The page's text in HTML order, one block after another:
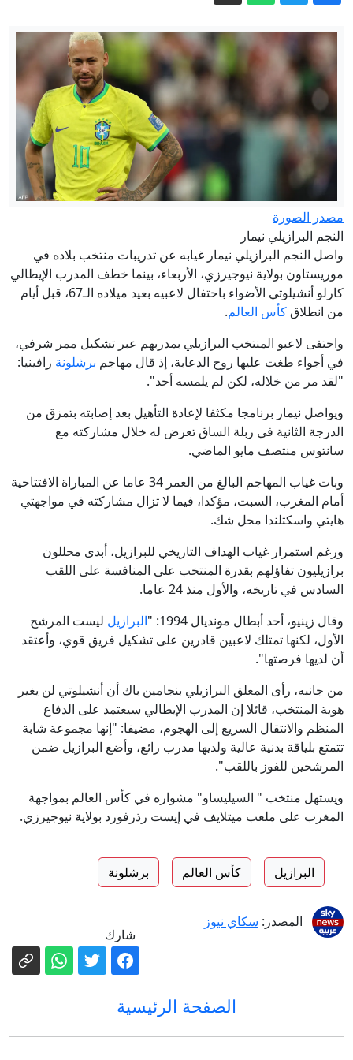
طهبوب من الأغوار: استملاك 3500 دونم
يهدد الأمن الغذائي في الأردن
الأردن.. تراجع تأثير الكتلة الهوائية الحارة
علاء مبارك يعلّق على التعاطف مع إيران
وتصريح عراقجي بعد مسيرة دمياط
فوضى باسم الأمن.. البصمة البيومترية
عاجل إعلان هام من إدارة الترخيص حول
الفحص العملي للسواقين
مصدر الصورة
النجم البرازيلي نيمار
واصل النجم البرازيلي نيمار غيابه عن تدريبات منتخب بلاده في
موريستاون بولاية نيوجيرزي، الأربعاء، بينما خطف المدرب الإيطالي
كارلو أنشيلوتي الأضواء باحتفال لاعبيه بعيد ميلاده الـ67، قبل أيام
من انطلاقكأس العالم.
واحتفى لاعبو المنتخب البرازيلي بمدربهم عبر تشكيل ممر شرفي،
في أجواء طغت عليها روح الدعابة، إذ قال مهاجم برشلونة رافينيا:
"لقد مر من خلاله، لكن لم يلمسه أحد".
ويواصل نيمار برنامجا مكثفا لإعادة التأهيل بعد إصابته بتمزق من
الدرجة الثانية في ربلة الساق تعرض له خلال مشاركته مع
سانتوس منتصف مايو الماضي.
وبات غياب المهاجم البالغ من العمر 34 عاما عن المباراة الافتتاحية
أمام المغرب، السبت، مؤكدا، فيما لا تزال مشاركته في مواجهتي
هايتي واسكتلندا محل شك.
ورغم استمرار غياب الهداف التاريخي للبرازيل، أبدى محللون
برازيليون تفاؤلهم بقدرة المنتخب على المنافسة على اللقب
السادس في تاريخه، والأول منذ 24 عاما.
وقال زينيو، أحد أبطال مونديال 1994: "
البرازيل ليست المرشح
الأول، لكنها تمتلك لاعبين قادرين على تشكيل فريق قوي، وأعتقد
أن لديها فرصتها".
من جانبه، رأى المعلق البرازيلي بنجامين باك أن أنشيلوتي لن يغير
هوية المنتخب، قائلا إن المدرب الإيطالي سيعتمد على الدفاع
المنظم والانتقال السريع إلى الهجوم، مضيفا: "إنها مجموعة شابة
تتمتع بلياقة بدنية عالية ولديها مدرب رائع، وأضع البرازيل ضمن
المرشحين للفوز باللقب".
ويستهل منتخب " السيليساو" مشواره في كأس العالم بمواجهة
المغرب على ملعب ميتلايف في إيست رذرفورد بولاية نيوجيرزي.
البرازيل كأس العالم برشلونة
المصدر: سكاي نيوز
شارك
الصفحة الرئيسية